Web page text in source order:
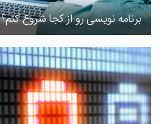
برنامه نویسی رو از کجا شروع کنم؟